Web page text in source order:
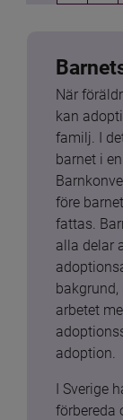
När
kan
familj. I
barnet i
före
fattas.
alla delar
arbetet
adoption.
I Sverige
förbereda